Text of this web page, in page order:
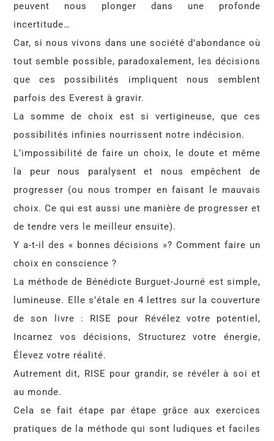
peuvent nous plonger dans une profonde
incertitude…
Car, si nous vivons dans une société d’abondance où
tout semble possible, paradoxalement, les décisions
que ces possibilités impliquent nous semblent
parfois des Everest à gravir.
La somme de choix est si vertigineuse, que ces
possibilités infinies nourrissent notre indécision.
L’impossibilité de faire un choix, le doute et même
la peur nous paralysent et nous empêchent de
progresser (ou nous tromper en faisant le mauvais
choix. Ce qui est aussi une manière de progresser et
de tendre vers le meilleur ensuite).
Y a-t-il des « bonnes décisions »? Comment faire un
choix en conscience ?
La méthode de Bénédicte Burguet-Journé est simple,
lumineuse. Elle s’étale en 4 lettres sur la couverture
de son livre : RISE pour Révélez votre potentiel,
Incarnez vos décisions, Structurez votre énergie,
Élevez votre réalité.
Autrement dit, RISE pour grandir, se révéler à soi et
au monde.
Cela se fait étape par étape grâce aux exercices
pratiques de la méthode qui sont ludiques et faciles